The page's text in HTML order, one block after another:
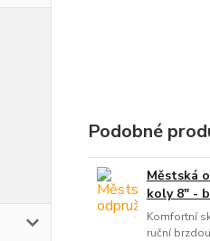
Podobné
Městská
koly 8" -
Komfortní
ruční